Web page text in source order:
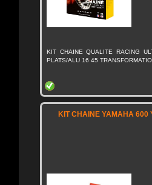
KIT CHAINE QUALITE RACING
PLATS/ALU 16 45
KIT CHAINE YAMAHA 600